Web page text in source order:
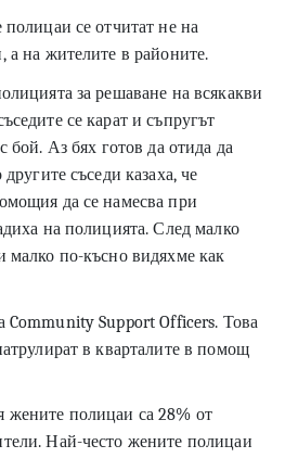
се отчитат не на
на жителите в районите.
за решаване на всякакви
се карат и съпругът
бой. Аз бях готов да отида да
съседи казаха, че
да се намесва при
на полицията. След малко
малко по-късно видяхме как
Community Support Officers. Това
в кварталите в помощ
жените полицаи са 28% от
Най-често жените полицаи